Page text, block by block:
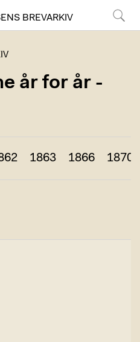
BREVARKIV
år for år -
1863 1866 1870